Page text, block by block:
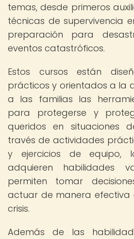
temas, desde primeros
técnicas de supervivencia
preparación para
eventos catastróficos.
Estos cursos están
prácticos y orientados a la
a las familias las
para protegerse y
queridos en situaciones
través de actividades
y ejercicios de equipo,
adquieren habilidades
permiten tomar
actuar de manera efectiva
crisis.
Además de las